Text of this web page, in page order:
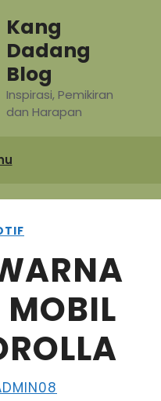
Kang
Dadang
Blog
Inspirasi, Pemikiran
dan Harapan